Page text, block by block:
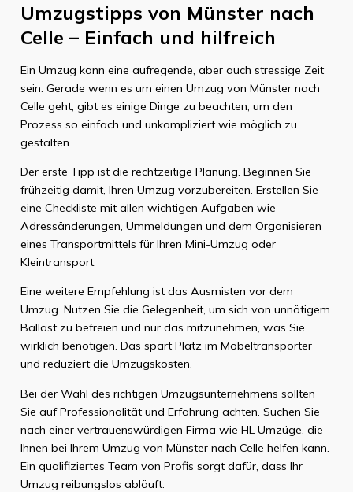
Umzugstipps von Münster nach
Celle – Einfach und hilfreich
Ein Umzug kann eine aufregende, aber auch stressige Zeit
sein. Gerade wenn es um einen Umzug von Münster nach
Celle geht, gibt es einige Dinge zu beachten, um den
Prozess so einfach und unkompliziert wie möglich zu
gestalten.
Der erste Tipp ist die rechtzeitige Planung. Beginnen Sie
frühzeitig damit, Ihren Umzug vorzubereiten. Erstellen Sie
eine Checkliste mit allen wichtigen Aufgaben wie
Adressänderungen, Ummeldungen und dem Organisieren
eines Transportmittels für Ihren Mini-Umzug oder
Kleintransport.
Eine weitere Empfehlung ist das Ausmisten vor dem
Umzug. Nutzen Sie die Gelegenheit, um sich von unnötigem
Ballast zu befreien und nur das mitzunehmen, was Sie
wirklich benötigen. Das spart Platz im Möbeltransporter
und reduziert die Umzugskosten.
Bei der Wahl des richtigen Umzugsunternehmens sollten
Sie auf Professionalität und Erfahrung achten. Suchen Sie
nach einer vertrauenswürdigen Firma wie HL Umzüge, die
Ihnen bei Ihrem Umzug von Münster nach Celle helfen kann.
Ein qualifiziertes Team von Profis sorgt dafür, dass Ihr
Umzug reibungslos abläuft.